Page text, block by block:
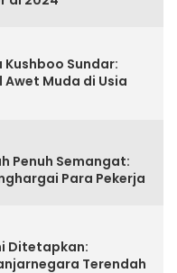
Sundar:
Awet Muda di Usia
Penuh Semangat:
Para Pekerja
Ditetapkan:
Terendah